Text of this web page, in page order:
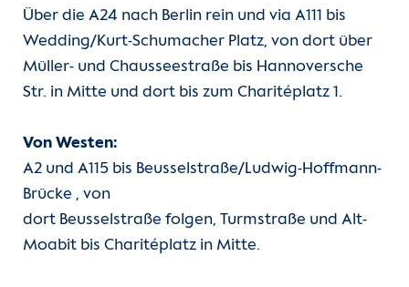
Über die A24 nach Berlin rein und via A111 bis
Wedding/Kurt-Schumacher Platz, von dort über
Müller- und Chausseestraße bis Hannoversche
Str. in Mitte und dort bis zum Charitéplatz 1.
Von Westen:
A2 und A115 bis Beusselstraße/Ludwig-Hoffmann-
Brücke , von
dort Beusselstraße folgen, Turmstraße und Alt-
Moabit bis Charitéplatz in Mitte.